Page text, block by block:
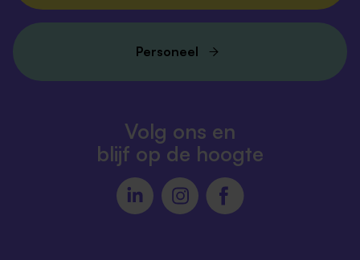
Personeel
Volg ons en
blijf op de hoogte